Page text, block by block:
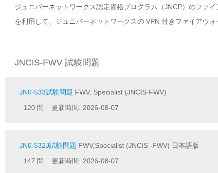
ジュニパーネットワークス認定資格プログラム（JNCP）のファ
を利用して、ジュニパーネットワークスの VPN 付きファイアウ
JNCIS-FWV 試験問題
JN0-533試験問題 FWV, Specialist (JNCIS-FWV)
120 問 更新時間: 2026-08-07
JN0-532J試験問題 FWV,Specialist (JNCIS -FWV) 日本語版
147 問 更新時間: 2026-08-07